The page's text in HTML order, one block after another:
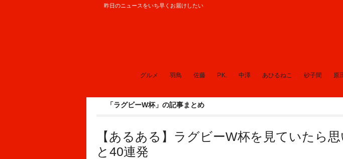
昨日のニュースをいち早くお届けしたい
グルメ 羽鳥 佐藤 P.K. 中澤 あひるねこ 砂子間 原
「ラグビーW杯」の記事まとめ
【あるある】ラグビーW杯を見ていたら
と40連発